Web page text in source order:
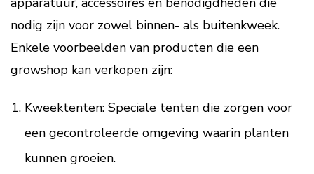
nodig zijn voor zowel binnen- als buitenkweek.
Enkele voorbeelden van producten die een
growshop kan verkopen zijn:
Kweektenten: Speciale tenten die zorgen voor
een gecontroleerde omgeving waarin planten
kunnen groeien.